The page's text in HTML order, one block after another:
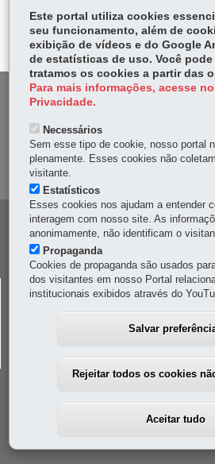
ok
itt
er
DENUNCIE CORRUPÇÃO
OUVIDORIA
Navegação
principal
CELEPAR
Rua Mateus Leme, 1561 - Bom Retiro-
MAPA
41 3200-5000
Este portal utiliza cookies
seu funcionamento, além de
exibição de vídeos e do Google
de estatísticas de uso. Você
tratamos os cookies a partir das
Para mais informações, acesse
Privacidade.
Necessários
Sem esse tipo de cookie, nosso portal
plenamente. Esses cookies não
visitante.
Estatísticos
Esses cookies nos ajudam a entender
interagem com nosso site. As
anonimamente, não identificam o
Propaganda
Cookies de propaganda são usados
dos visitantes em nosso Portal
institucionais exibidos através do
Salvar
Rejeitar todos os cookies
Aceitar tudo